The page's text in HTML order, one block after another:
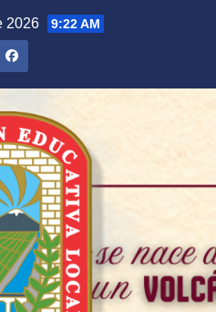
2026 9:22 AM